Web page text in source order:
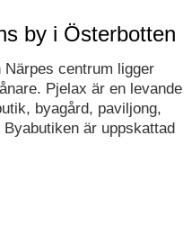
by i Österbotten
centrum ligger
Pjelax är en levande
byagård, paviljong,
är uppskattad